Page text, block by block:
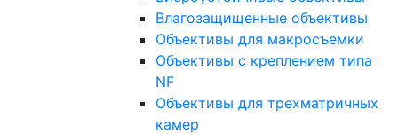
Влагозащищенные объективы
Объективы для макросъемки
Объективы с креплением типа
NF
Объективы для трехматричных
камер